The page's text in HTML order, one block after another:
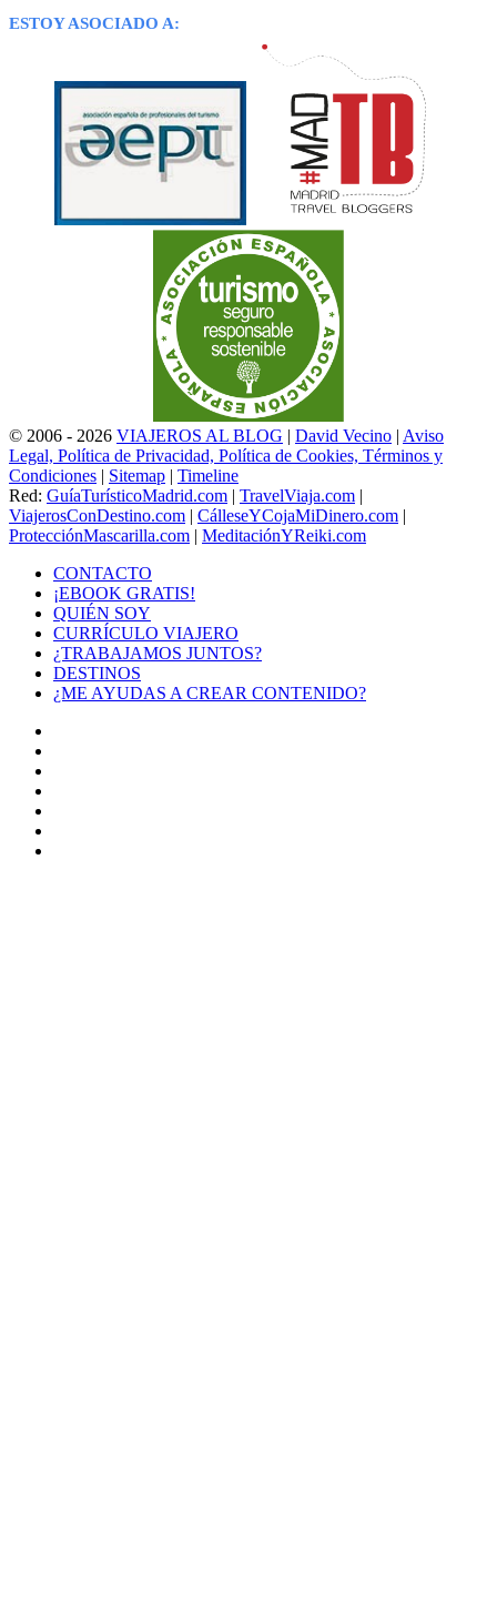
ESTOY ASOCIADO A:
© 2006 - 2026 VIAJEROS AL BLOG | David Vecino | Aviso
Legal, Política de Privacidad, Política de Cookies, Términos y
Condiciones | Sitemap | Timeline
Red: GuíaTurísticoMadrid.com | TravelViaja.com |
ViajerosConDestino.com | CálleseYCojaMiDinero.com |
ProtecciónMascarilla.com | MeditaciónYReiki.com
CONTACTO
¡EBOOK GRATIS!
QUIÉN SOY
CURRÍCULO VIAJERO
¿TRABAJAMOS JUNTOS?
DESTINOS
¿ME AYUDAS A CREAR CONTENIDO?